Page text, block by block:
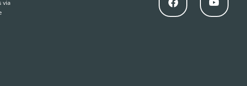
via